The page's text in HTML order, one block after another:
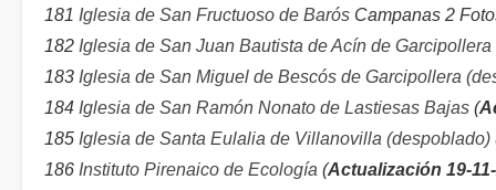
181 Iglesia de San Fructuoso de Barós Campanas 2
182 Iglesia de San Juan Bautista de Acín de
183 Iglesia de San Miguel de Bescós de Garcipollera
184 Iglesia de San Ramón Nonato de Lastiesas Bajas (
185 Iglesia de Santa Eulalia de Villanovilla (despoblado)
186 Instituto Pirenaico de Ecología (Actualización 19-